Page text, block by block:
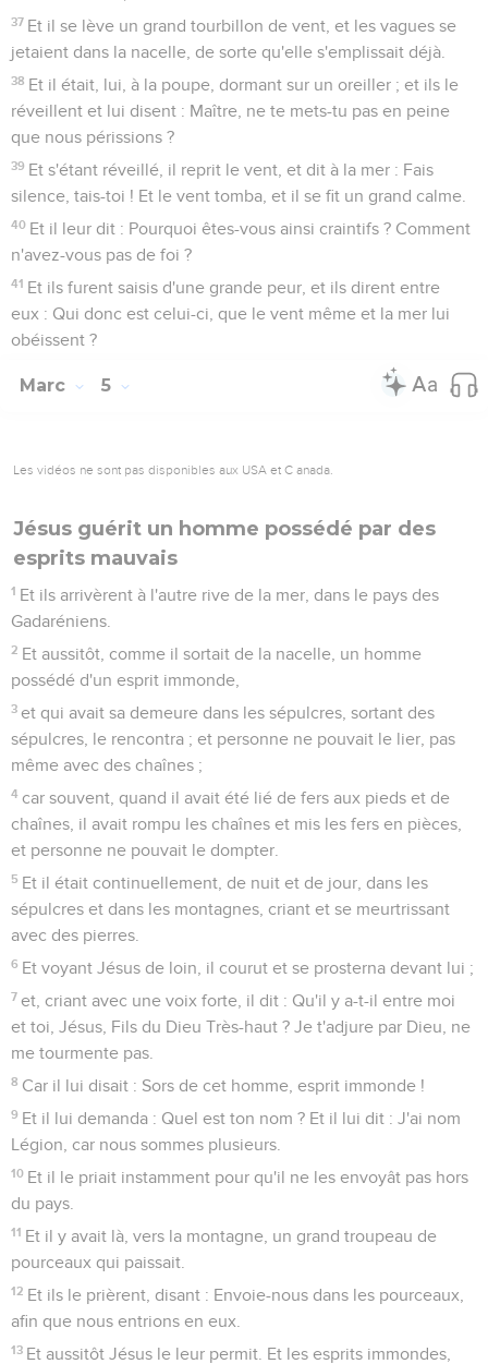
37 Et il se lève un grand tourbillon de vent, et les vagues se
jetaient dans la nacelle, de sorte qu'elle s'emplissait déjà.
38 Et il était, lui, à la poupe, dormant sur un oreiller ; et ils le
réveillent et lui disent : Maître, ne te mets-tu pas en peine
que nous périssions ?
39 Et s'étant réveillé, il reprit le vent, et dit à la mer : Fais
silence, tais-toi ! Et le vent tomba, et il se fit un grand calme.
40 Et il leur dit : Pourquoi êtes-vous ainsi craintifs ? Comment
n'avez-vous pas de foi ?
41 Et ils furent saisis d'une grande peur, et ils dirent entre
eux : Qui donc est celui-ci, que le vent même et la mer lui
obéissent ?
Marc 5
Les vidéos ne sont pas disponibles aux USA et C anada.
Jésus guérit un homme possédé par des
esprits mauvais
1 Et ils arrivèrent à l'autre rive de la mer, dans le pays des
Gadaréniens.
2 Et aussitôt, comme il sortait de la nacelle, un homme
possédé d'un esprit immonde,
3 et qui avait sa demeure dans les sépulcres, sortant des
sépulcres, le rencontra ; et personne ne pouvait le lier, pas
même avec des chaînes ;
4 car souvent, quand il avait été lié de fers aux pieds et de
chaînes, il avait rompu les chaînes et mis les fers en pièces,
et personne ne pouvait le dompter.
5 Et il était continuellement, de nuit et de jour, dans les
sépulcres et dans les montagnes, criant et se meurtrissant
avec des pierres.
6 Et voyant Jésus de loin, il courut et se prosterna devant lui ;
7 et, criant avec une voix forte, il dit : Qu'il y a-t-il entre moi
et toi, Jésus, Fils du Dieu Très-haut ? Je t'adjure par Dieu, ne
me tourmente pas.
8 Car il lui disait : Sors de cet homme, esprit immonde !
9 Et il lui demanda : Quel est ton nom ? Et il lui dit : J'ai nom
Légion, car nous sommes plusieurs.
10 Et il le priait instamment pour qu'il ne les envoyât pas hors
du pays.
11 Et il y avait là, vers la montagne, un grand troupeau de
pourceaux qui paissait.
12 Et ils le prièrent, disant : Envoie-nous dans les pourceaux,
afin que nous entrions en eux.
13 Et aussitôt Jésus le leur permit. Et les esprits immondes,